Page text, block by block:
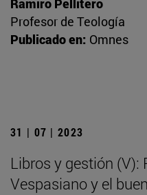
Ramiro Pellitero
Profesor de Teología
Publicado en: Omnes
31 | 07 | 2023
Libros y gestión (V):
Vespasiano y el